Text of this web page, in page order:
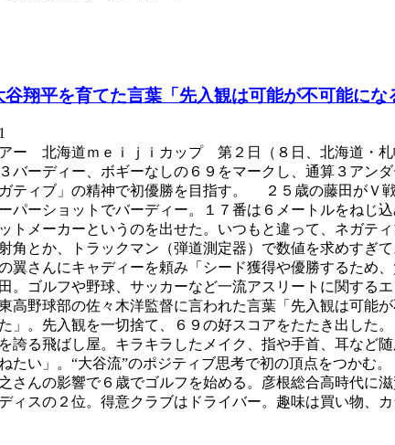
谷翔平を育てた言葉「先入観は可能が不可能に
ー 北海道ｍｅｉｊｉカップ 第２日（８日、北海道・
バーディー、ボギーなしの６９をマークし、通算３アン
ティブ」の精神で初優勝を目指す。 ２５歳の藤田がＶ
パーショットでバーディー。１７番は６メートルをねじ
トメーカーというのを出せた。いつもと違って、ネガ
角とか、トラックマン（弾道測定器）で数値を求めすぎ
翼さんにキャディーを頼み「シード獲得や優勝するた
。ゴルフや野球、サッカーなど一流アスリートに関す
高野球部の佐々木洋監督に言われた言葉「先入観は可能
」。先入観を一切捨て、６９の好スコアをたたき出し
誇る飛ばし屋。キラキラしたメイク、指や手首、耳など
たい」。“大谷流”のポジティブ思考で初の頂点をつ
さんの影響で６歳でゴルフを始める。彦根総合高時代に
ィスの２位。得意クラブはドライバー。趣味は買い物、